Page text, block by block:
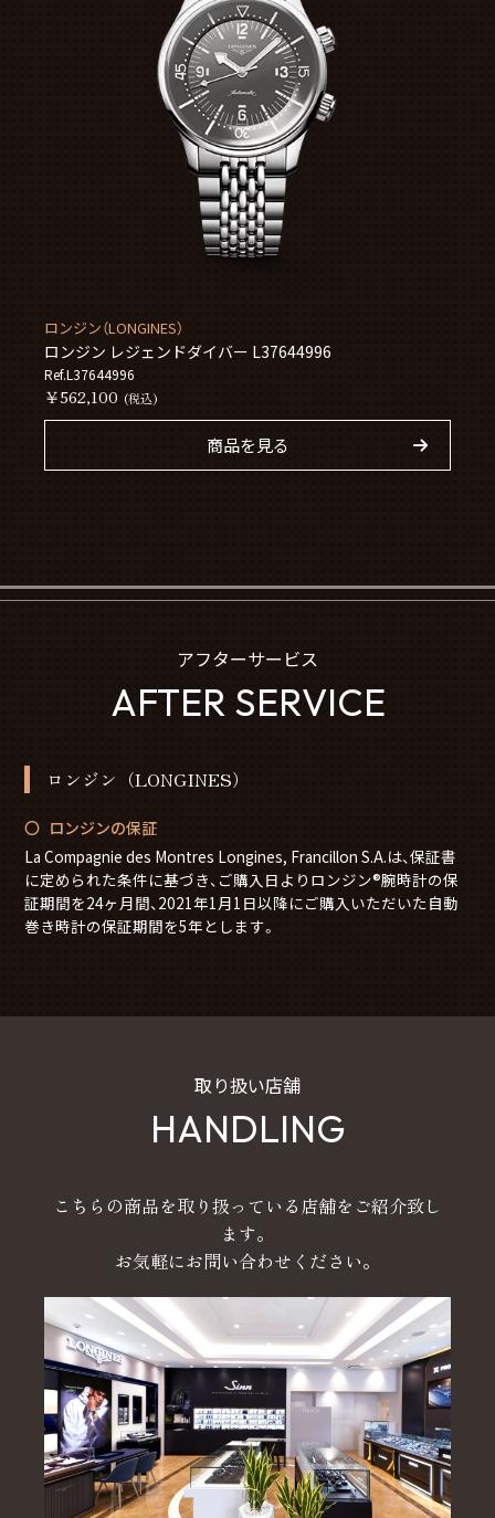
ロンジン（LONGINES）
ロンジン レジェンドダイバー L37644996
Ref.L37644996
￥562,100 (税込)
商品を見る
アフターサービス
AFTER SERVICE
ロンジン（LONGINES）
ロンジンの保証
La Compagnie des Montres Longines, Francillon S.A.は、保証書
に定められた条件に基づき、ご購入日よりロンジン®腕時計の保
証期間を24ヶ月間、2021年1月1日以降にご購入いただいた自動
巻き時計の保証期間を5年とします。
取り扱い店舗
HANDLING
こちらの商品を取り扱っている店舗をご紹介致し
ます。
お気軽にお問い合わせください。